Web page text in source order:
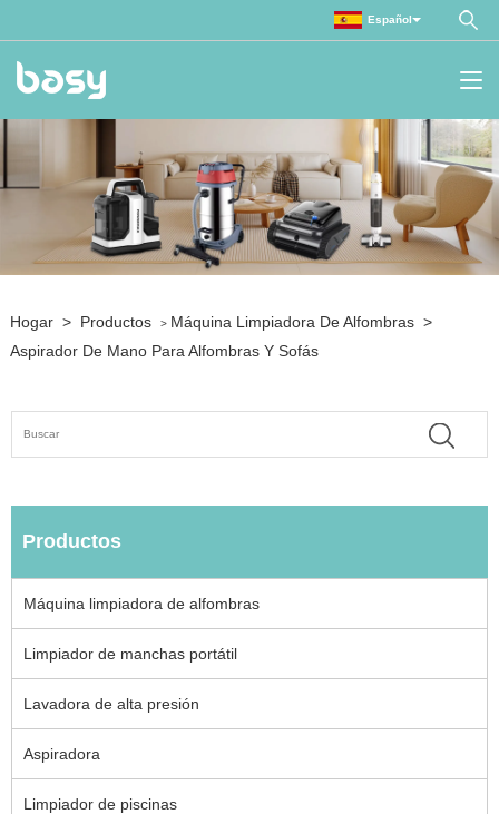
Español
Hogar > Productos > Máquina Limpiadora De Alfombras >
Aspirador De Mano Para Alfombras Y Sofás
Productos
Máquina limpiadora de alfombras
Limpiador de manchas portátil
Lavadora de alta presión
Aspiradora
Limpiador de piscinas